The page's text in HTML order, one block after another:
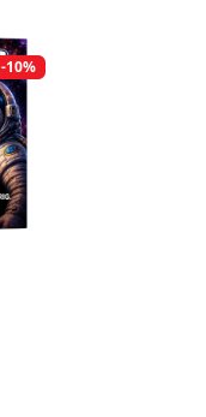
-10%